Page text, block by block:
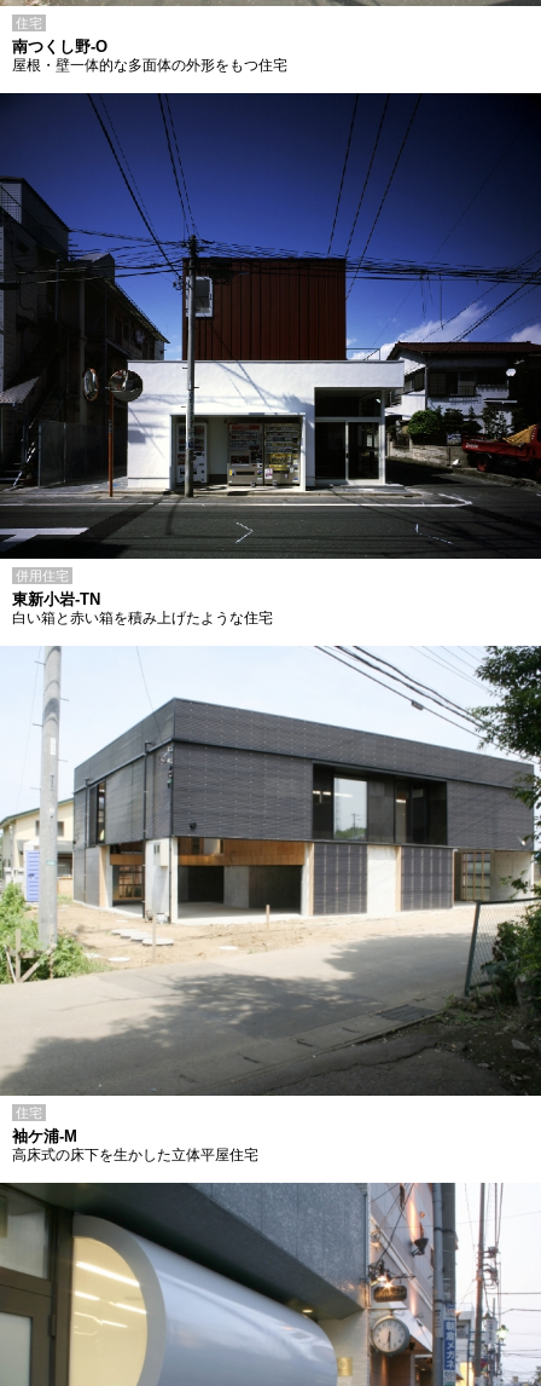
住宅
南つくし野-O
屋根・壁一体的な多面体の外形をもつ住宅
併用住宅
東新小岩-TN
白い箱と赤い箱を積み上げたような住宅
住宅
袖ケ浦-M
高床式の床下を生かした立体平屋住宅